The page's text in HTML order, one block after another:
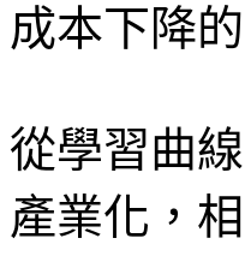
成本下降
從學習曲
產業化，